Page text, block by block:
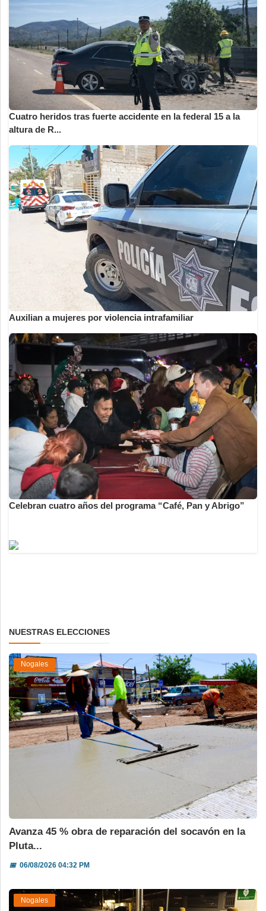
Cuatro heridos tras fuerte accidente en la federal 15 a la
altura de R...
Auxilian a mujeres por violencia intrafamiliar
Celebran cuatro años del programa “Café, Pan y Abrigo”
NUESTRAS ELECCIONES
Nogales
Avanza 45 % obra de reparación del socavón en la
Pluta...
📅06/08/2026 04:32 PM
Nogales